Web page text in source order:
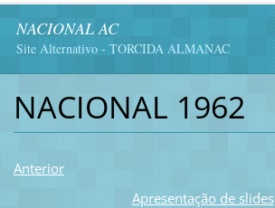
NACIONAL AC
Site Alternativo - TORCIDA ALMANAC
NACIONAL 1962
Anterior
Apresentação de slides